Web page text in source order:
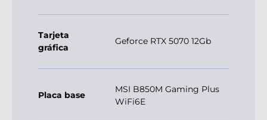
Tarjeta
gráfica
Geforce RTX 5070 12Gb
Placa base
MSI B850M Gaming Plus
WiFi6E